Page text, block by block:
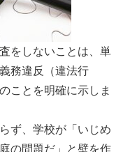
をしないことは、単
務違反（違法行
ことを明確に示しま
ず、学校が「いじめ
の問題だ」と壁を作